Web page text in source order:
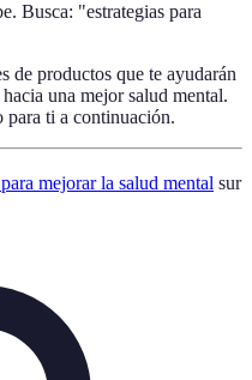
Busca: "estrategias para
de productos que te ayudarán
una mejor salud mental.
para ti a continuación.
mejorar la salud mental sur